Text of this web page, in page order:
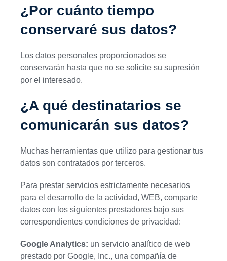
¿Por cuánto tiempo
conservaré sus datos?
Los datos personales proporcionados se
conservarán hasta que no se solicite su supresión
por el interesado.
¿A qué destinatarios se
comunicarán sus datos?
Muchas herramientas que utilizo para gestionar tus
datos son contratados por terceros.
Para prestar servicios estrictamente necesarios
para el desarrollo de la actividad, WEB, comparte
datos con los siguientes prestadores bajo sus
correspondientes condiciones de privacidad:
Google Analytics: un servicio analítico de web
prestado por Google, Inc., una compañía de